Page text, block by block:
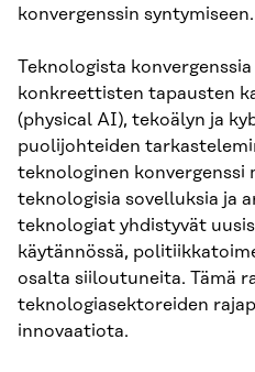
konvergenssin syntymiseen.
Teknologista
konkreettisten tapausten
(physical AI), tekoälyn ja
puolijohteiden
teknologinen konvergenssi
teknologisia sovelluksia ja
teknologiat yhdistyvät
käytännössä,
osalta siiloutuneita. Tämä
teknologiasektoreiden
innovaatiota.